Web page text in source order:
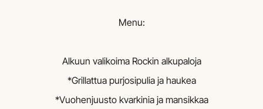
Menu:
Alkuun valikoima Rockin alkupaloja
*Grillattua purjosipulia ja haukea
*Vuohenjuusto kvarkinia ja mansikkaa